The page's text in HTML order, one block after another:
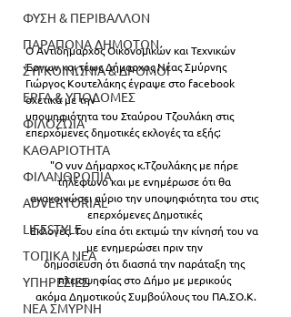
ΦΥΣΗ & ΠΕΡΙΒΑΛΛΟΝ
ΠΑΡΑΠΟΝΑ ΔΗΜΟΤΩΝ
ΣΥΓΚΟΙΝΩΝΙΑ & ΔΡΟΜΟΙ
ΕΡΓΑ & ΥΠΟΔΟΜΕΣ
ΦΙΛΟΖΩΙΑ
ΚΑΘΑΡΙΟΤΗΤΑ
ΦΙΛΑΝΘΡΩΠΙΑ
ADVERTORIAL
LIFESTYLE
ΤΟΠΙΚΑ ΝΕΑ
ΥΠΗΡΕΣΙΕΣ
ΝΕΑ ΣΜΥΡΝΗ
Ο Αντιδήμαρχος Οικονομικών και Τεχνικών
Έργων και τέως Δήμαρχος Νέας Σμύρνης
Γιώργος Κουτελάκης έγραψε στο facebook
σχετικά με την
υποψηφιότητα του Σταύρου Τζουλάκη στις
επερχόμενες δημοτικές εκλογές τα εξής:
"Ο νυν Δήμαρχος κ.Τζουλάκης με πήρε
τηλέφωνο και με ενημέρωσε ότι θα
ανακοινώσει αύριο την υποψηφιότητα του στις
επερχόμενες Δημοτικές
Εκλογές. Του είπα ότι εκτιμώ την κίνησή του να
με ενημερώσει πριν την
δημοσίευση ότι διασπά την παράταξη της
πλειοψηφίας στο Δήμο με μερικούς
ακόμα Δημοτικούς Συμβούλους του ΠA.ΣΟ.Κ.